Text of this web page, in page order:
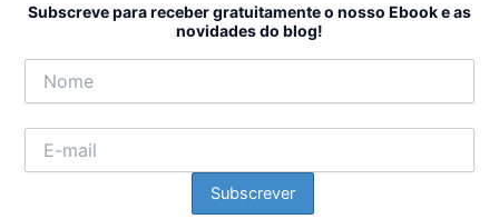
Subscreve para receber gratuitamente o nosso Ebook e as
novidades do blog!